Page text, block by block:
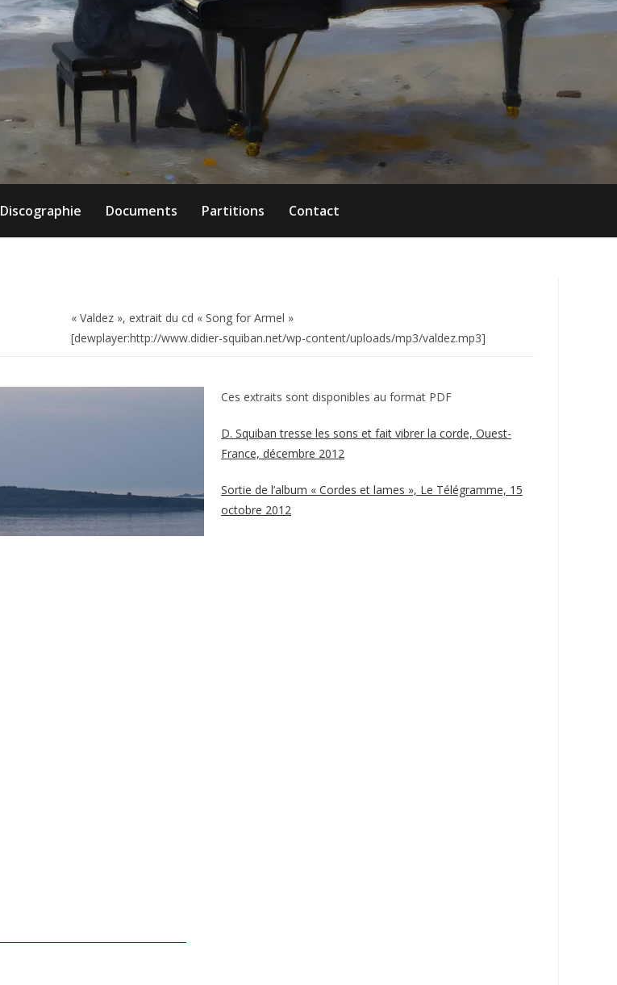
Discographie Documents Partitions Contact
« Valdez », extrait du cd « Song for Armel »
[dewplayer:http://www.didier-squiban.net/wp-content/uploads/mp3/valdez.mp3]
Ces extraits sont disponibles au format PDF
D. Squiban tresse les sons et fait vibrer la corde, Ouest-
France, décembre 2012
Sortie de l’album « Cordes et lames », Le Télégramme, 15
octobre 2012